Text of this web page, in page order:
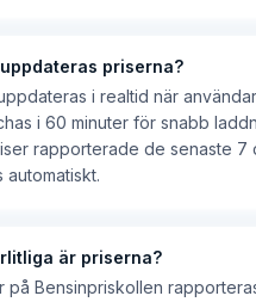
priserna?
i realtid när
i 60 minuter för snabb
rapporterade de senaste 7
automatiskt.
är priserna?
på Bensinpriskollen